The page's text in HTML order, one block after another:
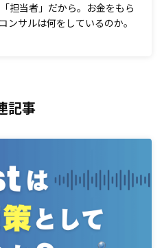
担当者」だから。お金をもら
ンサルは何をしているのか。
記事